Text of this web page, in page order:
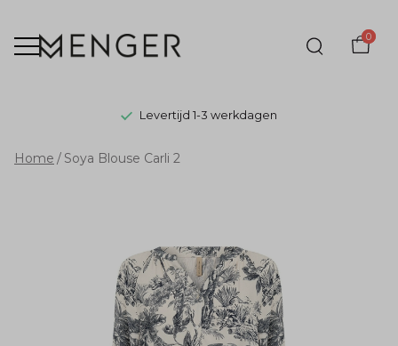
0
Levertijd 1-3 werkdagen
Soya
Home Soya Blouse Carli 2